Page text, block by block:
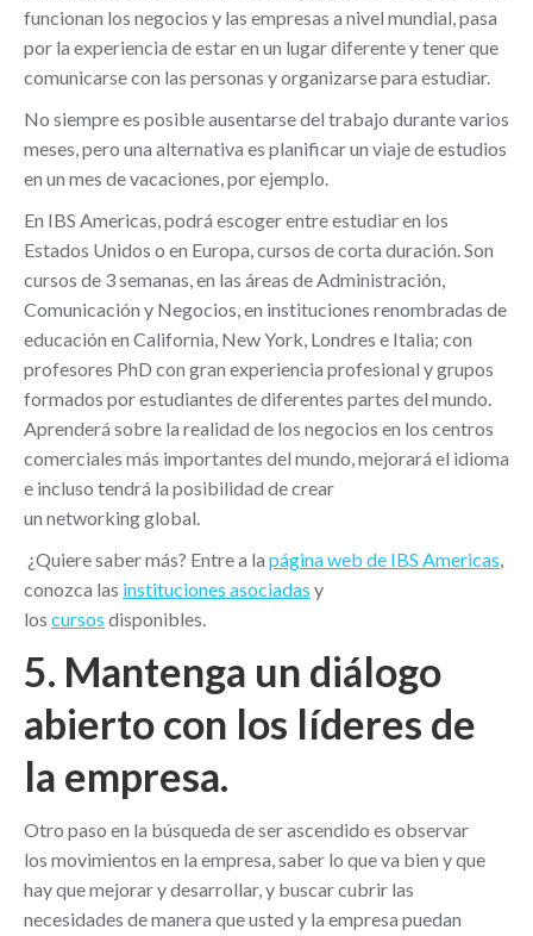
funcionan los negocios y las empresas a nivel mundial, pasa
por la experiencia de estar en un lugar diferente y tener que
comunicarse con las personas y organizarse para estudiar.
No siempre es posible ausentarse del trabajo durante varios
meses, pero una alternativa es planificar un viaje de estudios
en un mes de vacaciones, por ejemplo.
En IBS Americas, podrá escoger entre estudiar en los
Estados Unidos o en Europa, cursos de corta duración. Son
cursos de 3 semanas, en las áreas de Administración,
Comunicación y Negocios, en instituciones renombradas de
educación en California, New York, Londres e Italia; con
profesores PhD con gran experiencia profesional y grupos
formados por estudiantes de diferentes partes del mundo.
Aprenderá sobre la realidad de los negocios en los centros
comerciales más importantes del mundo, mejorará el idioma
e incluso tendrá la posibilidad de crear
un networking global.
¿Quiere saber más? Entre a la página web de IBS Americas,
conozca las instituciones asociadas y
los cursos disponibles.
5. Mantenga un diálogo
abierto con los líderes de
la empresa.
Otro paso en la búsqueda de ser ascendido es observar
los movimientos en la empresa, saber lo que va bien y que
hay que mejorar y desarrollar, y buscar cubrir las
necesidades de manera que usted y la empresa puedan